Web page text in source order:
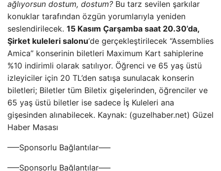
ağlıyorsun dostum, dostum? Bu tarz sevilen şarkılar
konuklar tarafından özgün yorumlarıyla yeniden
seslendirilecek. 15 Kasım Çarşamba saat 20.30’da,
Şirket kuleleri salonu‘de gerçekleştirilecek “Assemblies
Amica” konserinin biletleri Maximum Kart sahiplerine
%10 indirimli olarak satılıyor. Öğrenci ve 65 yaş üstü
izleyiciler için 20 TL’den satışa sunulacak konserin
biletleri; Biletler tüm Biletix gişelerinden, öğrenciler ve
65 yaş üstü biletler ise sadece İş Kuleleri ana
gişesinden alınabilecek. Kaynak: (guzelhaber.net) Güzel
Haber Masası
—–Sponsorlu Bağlantılar—–
—–Sponsorlu Bağlantılar—–